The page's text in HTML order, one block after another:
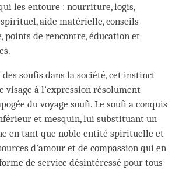
les entoure : nourriture, logis,
aide matérielle, conseils
points de rencontre, éducation et
des soufis dans la société, cet instinct
visage à l’expression résolument
du voyage soufi. Le soufi a conquis
et mesquin, lui substituant un
en tant que noble entité spirituelle et
d’amour et de compassion qui en
de service désintéressé pour tous